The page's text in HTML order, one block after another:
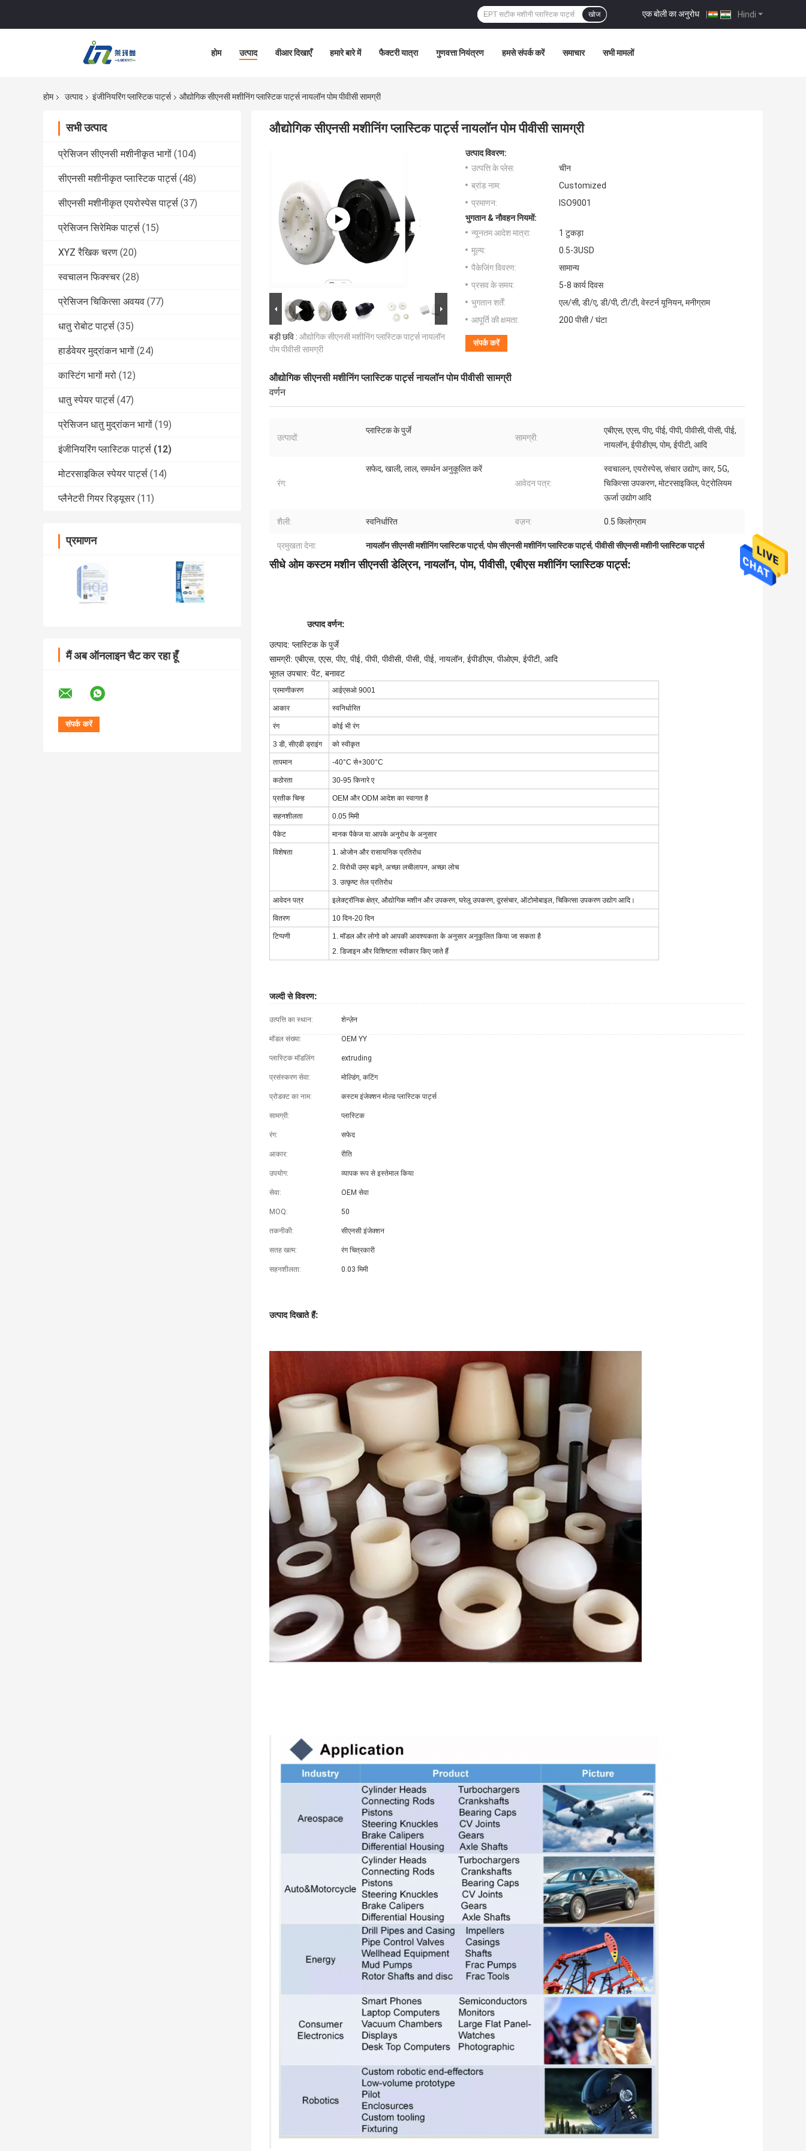
Hindi
एक बोली का अनुरोध |
खोज
होम उत्पाद वीआर दिखाएँ हमारे बारे में फैक्टरी यात्रा गुणवत्ता नियंत्रण हमसे संपर्क करें समाचार सभी मामलों
होम उत्पाद इंजीनियरिंग प्लास्टिक पार्ट्स औद्योगिक सीएनसी मशीनिंग प्लास्टिक पार्ट्स नायलॉन पोम पीवीसी सामग्री
सभी उत्पाद
प्रेसिजन सीएनसी मशीनीकृत भागों (104)
सीएनसी मशीनीकृत प्लास्टिक पार्ट्स (48)
सीएनसी मशीनीकृत एयरोस्पेस पार्ट्स (37)
प्रेसिजन सिरेमिक पार्ट्स (15)
XYZ रैखिक चरण (20)
स्वचालन फिक्स्चर (28)
प्रेसिजन चिकित्सा अवयव (77)
धातु रोबोट पार्ट्स (35)
हार्डवेयर मुद्रांकन भागों (24)
कास्टिंग भागों मरो (12)
धातु स्पेयर पार्ट्स (47)
प्रेसिजन धातु मुद्रांकन भागों (19)
इंजीनियरिंग प्लास्टिक पार्ट्स (12)
मोटरसाइकिल स्पेयर पार्ट्स (14)
प्लैनेटरी गियर रिड्यूसर (11)
प्रमाणन
मैं अब ऑनलाइन चैट कर रहा हूँ
औद्योगिक सीएनसी मशीनिंग प्लास्टिक पार्ट्स नायलॉन पोम पीवीसी सामग्री
बड़ी छवि : औद्योगिक सीएनसी मशीनिंग प्लास्टिक पार्ट्स नायलॉन
पोम पीवीसी सामग्री
उत्पाद विवरण:
उत्पत्ति के प्लेस:
चीन
ब्रांड नाम:
Customized
प्रमाणन:
ISO9001
भुगतान & नौवहन नियमों:
न्यूनतम आदेश मात्रा:
1 टुकड़ा
मूल्य:
0.5-3USD
पैकेजिंग विवरण:
सामान्य
प्रसव के समय:
5-8 कार्य दिवस
भुगतान शर्तें:
एल/सी, डी/ए, डी/पी, टी/टी, वेस्टर्न यूनियन, मनीग्राम
आपूर्ति की क्षमता:
200 पीसी / घंटा
संपर्क करें
औद्योगिक सीएनसी मशीनिंग प्लास्टिक पार्ट्स नायलॉन पोम पीवीसी सामग्री
वर्णन
उत्पादों:
प्लास्टिक के पुर्जे
सामग्री:
एबीएस, एएस, पीए, पीई, पीपी, पीवीसी, पीसी, पीई,
नायलॉन, ईपीडीएम, पोम, ईपीटी, आदि
रंग:
सफेद, खाली, लाल, समर्थन अनुकूलित करें
आवेदन पत्र:
स्वचालन, एयरोस्पेस, संचार उद्योग, कार, 5G,
चिकित्सा उपकरण, मोटरसाइकिल, पेट्रोलियम
ऊर्जा उद्योग आदि
शैली: स्वनिर्धारित वज़न: 0.5 किलोग्राम
प्रमुखता देना: नायलॉन सीएनसी मशीनिंग प्लास्टिक पार्ट्स,पोम सीएनसी मशीनिंग प्लास्टिक पार्ट्स,पीवीसी सीएनसी मशीनी प्लास्टिक पार्ट्स
सीधे ओम कस्टम मशीन सीएनसी डेल्रिन, नायलॉन, पोम, पीवीसी, एबीएस मशीनिंग प्लास्टिक पार्ट्स:
उत्पाद वर्णन:
उत्पाद: प्लास्टिक के पुर्जे
सामग्री: एबीएस, एएस, पीए, पीई, पीपी, पीवीसी, पीसी, पीई, नायलॉन, ईपीडीएम, पीओएम, ईपीटी, आदि
भूतल उपचार: पेंट, बनावट
प्रमाणीकरण आईएसओ 9001
आकार स्वनिर्धारित
रंग कोई भी रंग
3 डी, सीएडी ड्राइंग को स्वीकृत
तापमान -40°C से+300°C
कठोरता 30-95 किनारे ए
प्रतीक चिन्ह OEM और ODM आदेश का स्वागत है
सहनशीलता 0.05 मिमी
पैकेट मानक पैकेज या आपके अनुरोध के अनुसार
विशेषता
1. ओजोन और रासायनिक प्रतिरोध
2. विरोधी उम्र बढ़ने, अच्छा लचीलापन, अच्छा लोच
3. उत्कृष्ट तेल प्रतिरोध
आवेदन पत्र इलेक्ट्रॉनिक क्षेत्र, औद्योगिक मशीन और उपकरण, घरेलू उपकरण, दूरसंचार, ऑटोमोबाइल, चिकित्सा उपकरण उद्योग आदि।
वितरण 10 दिन-20 दिन
टिप्पणी
1. मॉडल और लोगो को आपकी आवश्यकता के अनुसार अनुकूलित किया जा सकता है
2. डिजाइन और विशिष्टता स्वीकार किए जाते हैं
जल्दी से विवरण:
उत्पत्ति का स्थान: शेन्ज़ेन
मॉडल संख्या: OEM YY
प्लास्टिक मॉडलिंग extruding
प्रसंस्करण सेवा: मोल्डिंग, कटिंग
प्रोडक्ट का नाम: कस्टम इंजेक्शन मोल्ड प्लास्टिक पार्ट्स
सामग्री: प्लास्टिक
रंग: सफेद
आकार: रीति
उपयोग: व्यापक रूप से इस्तेमाल किया
सेवा: OEM सेवा
MOQ: 50
तकनीकी: सीएनसी इंजेक्शन
सतह खत्म: रंग चित्रकारी
सहनशीलता: 0.03 मिमी
उत्पाद दिखाते हैं: